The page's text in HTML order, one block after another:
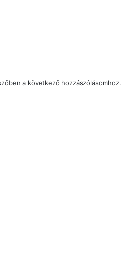
a következő hozzászólásomhoz.